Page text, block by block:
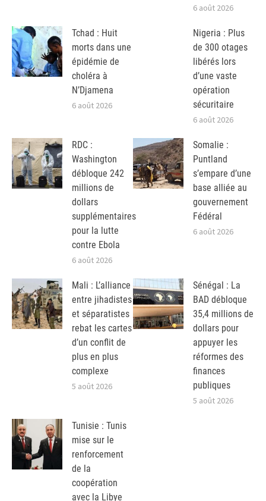
6 août 2026
Tchad : Huit
morts dans une
épidémie de
choléra à
N’Djamena
6 août 2026
Nigeria : Plus
de 300 otages
libérés lors
d’une vaste
opération
sécuritaire
6 août 2026
RDC :
Washington
débloque 242
millions de
dollars
supplémentaires
pour la lutte
contre Ebola
6 août 2026
Somalie :
Puntland
s’empare d’une
base alliée au
gouvernement
Fédéral
6 août 2026
Mali : L’alliance
entre jihadistes
et séparatistes
rebat les cartes
d’un conflit de
plus en plus
complexe
5 août 2026
Sénégal : La
BAD débloque
35,4 millions de
dollars pour
appuyer les
réformes des
finances
publiques
5 août 2026
Tunisie : Tunis
mise sur le
renforcement
de la
coopération
avec la Libye